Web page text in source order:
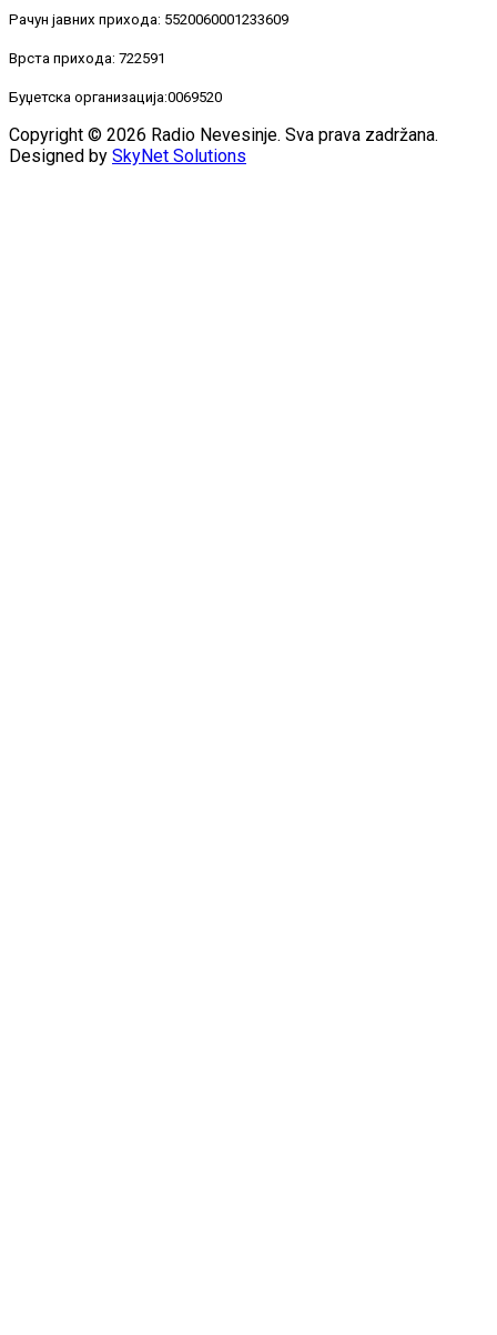
Рачун јавних прихода: 5520060001233609
Врста прихода: 722591
Буџетска организација:0069520
Copyright © 2026 Radio Nevesinje. Sva prava zadržana.
Designed by SkyNet Solutions